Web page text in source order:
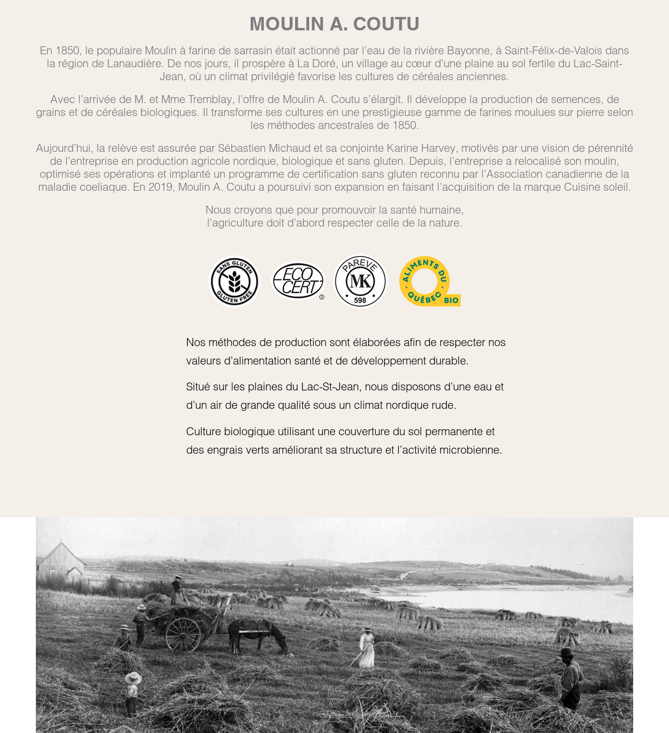
MOULIN A. COUTU
En 1850, le populaire Moulin à farine de sarrasin était actionné par l’eau de la rivière Bayonne, à Saint-Félix-de-Valois dans
la région de Lanaudière. De nos jours, il prospère à La Doré, un village au cœur d’une plaine au sol fertile du Lac-Saint-
Jean, où un climat privilégié favorise les cultures de céréales anciennes.
Avec l’arrivée de M. et Mme Tremblay, l’offre de Moulin A. Coutu s’élargit. Il développe la production de semences, de
grains et de céréales biologiques. Il transforme ses cultures en une prestigieuse gamme de farines moulues sur pierre selon
les méthodes ancestrales de 1850.
Aujourd’hui, la relève est assurée par Sébastien Michaud et sa conjointe Karine Harvey, motivés par une vision de pérennité
de l’entreprise en production agricole nordique, biologique et sans gluten. Depuis, l’entreprise a relocalisé son moulin,
optimisé ses opérations et implanté un programme de certification sans gluten reconnu par l’Association canadienne de la
maladie coeliaque. En 2019, Moulin A. Coutu a poursuivi son expansion en faisant l’acquisition de la marque Cuisine soleil.
Nous croyons que pour promouvoir la santé humaine,
l’agriculture doit d’abord respecter celle de la nature.
Nos méthodes de production sont élaborées afin de respecter nos
valeurs d’alimentation santé et de développement durable.
Situé sur les plaines du Lac-St-Jean, nous disposons d’une eau et
d’un air de grande qualité sous un climat nordique rude.
Culture biologique utilisant une couverture du sol permanente et
des engrais verts améliorant sa structure et l’activité microbienne.